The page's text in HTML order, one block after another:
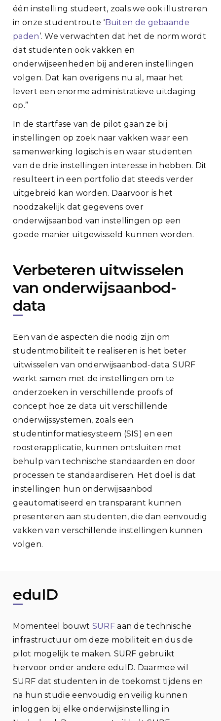
één instelling studeert, zoals we ook illustreren
in onze studentroute ‘Buiten de gebaande
paden’. We verwachten dat het de norm wordt
dat studenten ook vakken en
onderwijseenheden bij anderen instellingen
volgen. Dat kan overigens nu al, maar het
levert een enorme administratieve uitdaging
op.”
In de startfase van de pilot gaan ze bij
instellingen op zoek naar vakken waar een
samenwerking logisch is en waar studenten
van de drie instellingen interesse in hebben. Dit
resulteert in een portfolio dat steeds verder
uitgebreid kan worden. Daarvoor is het
noodzakelijk dat gegevens over
onderwijsaanbod van instellingen op een
goede manier uitgewisseld kunnen worden.
Verbeteren uitwisselen
van onderwijsaanbod-
data
Een van de aspecten die nodig zijn om
studentmobiliteit te realiseren is het beter
uitwisselen van onderwijsaanbod-data. SURF
werkt samen met de instellingen om te
onderzoeken in verschillende proofs of
concept hoe ze data uit verschillende
onderwijssystemen, zoals een
studentinformatiesysteem (SIS) en een
roosterapplicatie, kunnen ontsluiten met
behulp van technische standaarden en door
processen te standaardiseren. Het doel is dat
instellingen hun onderwijsaanbod
geautomatiseerd en transparant kunnen
presenteren aan studenten, die dan eenvoudig
vakken van verschillende instellingen kunnen
volgen.
eduID
Momenteel bouwt SURFaan de technische
infrastructuur om deze mobiliteit en dus de
pilot mogelijk te maken. SURF gebruikt
hiervoor onder andere eduID. Daarmee wil
SURF dat studenten in de toekomst tijdens en
na hun studie eenvoudig en veilig kunnen
inloggen bij elke onderwijsinstelling in